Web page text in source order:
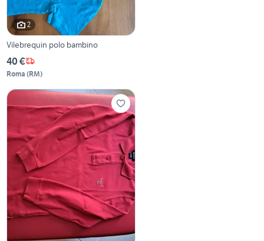
2
Vilebrequin polo bambino
40 €
Roma (RM)